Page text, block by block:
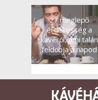
27 meglepő
érdekesség a
kávéról, ami talán
feldobja a napod